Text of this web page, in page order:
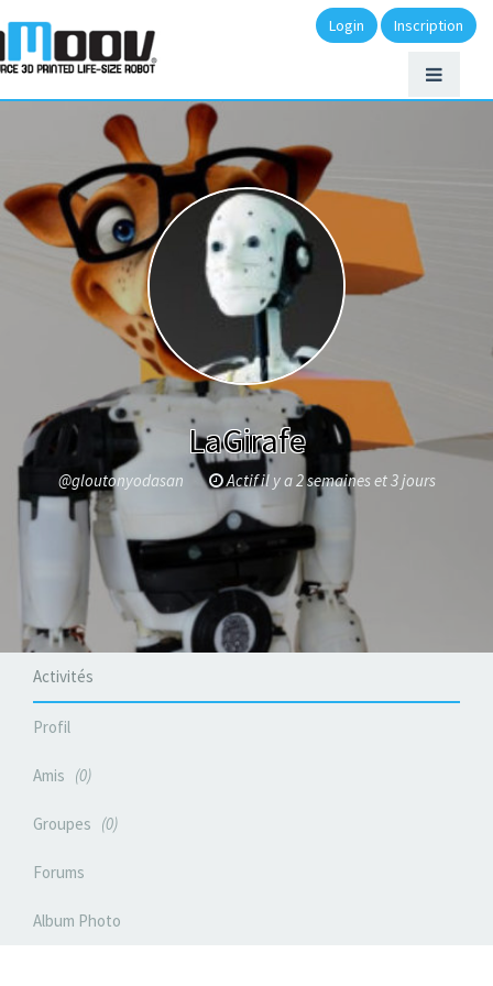
Login Inscription
LaGirafe
@gloutonyodasan Actif il y a 2 semaines et 3 jours
Activités
Profil
Amis 0
Groupes 0
Forums
Album Photo